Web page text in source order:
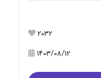
2032
1403/08/12